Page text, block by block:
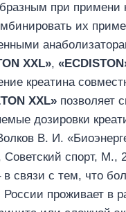
при примени
их
XXL»,
креатина
XXL» позволяет
дозировки
В. И.
Советский спорт, М.,
в связи с тем, что
России проживает в